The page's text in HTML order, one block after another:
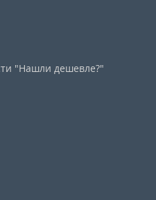
"Нашли дешевле?"